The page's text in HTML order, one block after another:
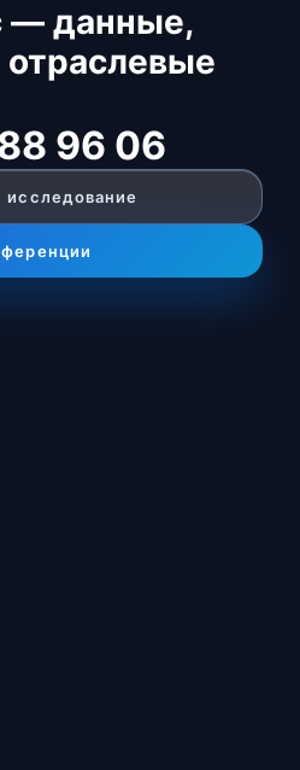
— данные,
отраслевые
96 06
исследование